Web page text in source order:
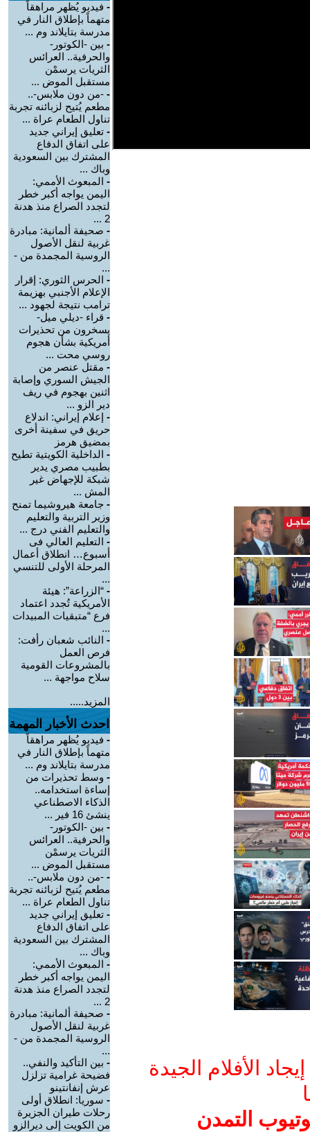
الأفلام الجيدة
التمدن
- فيديو يُظهر مراهقاً
متهماً بإطلاق النار في
مدرسة بتايلاند وم ...
- بين -الكوتور-
والحرفية.. العرائس
الثريات يرسمْن
مستقبل الموض ...
- -من دون ملابس-..
مطعم يُتيح لزبائنه تجربة
تناول الطعام عراة ...
- تعليق إيراني جديد
على اتفاق الدفاع
المشترك بين السعودية
وباك ...
- المبعوث الأممي:
اليمن يواجه أكبر خطر
لتجدد الصراع منذ هدنة
2 ...
- صحيفة ألمانية: مبادرة
غربية لنقل الأصول
الروسية المجمدة من -
...
- الحرس الثوري: إقرار
الإعلام الأجنبي بهزيمة
ترامب نتيجة لجهود ...
- قراء -ديلي ميل-
يسخرون من تحذيرات
أمريكية بشأن هجوم
روسي محت ...
- مقتل عنصر من
الجيش السوري وإصابة
اثنين بهجوم في ريف
دير الزو ...
- إعلام إيراني: اندلاع
حريق في سفينة أخرى
بمضيق هرمز
- الداخلية الكويتية تطيح
بطبيب مصري يدير
شبكة للإجهاض غير
المش ...
- جامعة هيروشيما تمنح
وزير التربية والتعليم
والتعليم الفني درج ...
- التعليم العالي فى
أسبوع… انطلاق أعمال
المرحلة الأولى للتنسي
...
- “الزراعة”: هيئة
الأمريكية تُجدد اعتماد
فرع “متبقيات المبيدات
...
- النائب شعبان رأفت:
فرص العمل
بالمشروعات القومية
سلاح مواجهة ...
المزيد.....
احدث الأخبار المهمة
- فيديو يُظهر مراهقاً
متهماً بإطلاق النار في
مدرسة بتايلاند وم ...
- وسط تحذيرات من
إساءة استخدامه..
الذكاء الاصطناعي
ينشئ 16 فير ...
- بين -الكوتور-
والحرفية.. العرائس
الثريات يرسمْن
مستقبل الموض ...
- -من دون ملابس-..
مطعم يُتيح لزبائنه تجربة
تناول الطعام عراة ...
- تعليق إيراني جديد
على اتفاق الدفاع
المشترك بين السعودية
وباك ...
- المبعوث الأممي:
اليمن يواجه أكبر خطر
لتجدد الصراع منذ هدنة
2 ...
- صحيفة ألمانية: مبادرة
غربية لنقل الأصول
الروسية المجمدة من -
...
- بين التأكيد والنفي..
فضيحة غرامية تزلزل
عرش إنفانتينو
- سوريا: انطلاق أولى
رحلات طيران الجزيرة
من الكويت إلى ديرالزو